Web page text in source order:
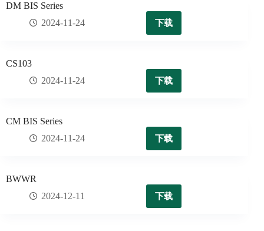
DM BIS Series
2024-11-24
下载
CS103
2024-11-24
下载
CM BIS Series
2024-11-24
下载
BWWR
2024-12-11
下载